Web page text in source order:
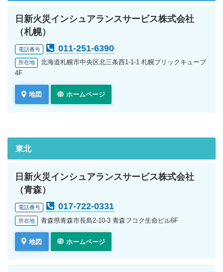
日新火災インシュアランスサービス株式会社
（札幌）
電話番号 011-251-6390
所在地
北海道札幌市中央区北三条西1-1-1 札幌ブリックキューブ
4F
地図 ホームページ
東北
日新火災インシュアランスサービス株式会社
（青森）
電話番号 017-722-0331
所在地 青森県青森市長島2-10-3 青森フコク生命ビル6F
地図 ホームページ